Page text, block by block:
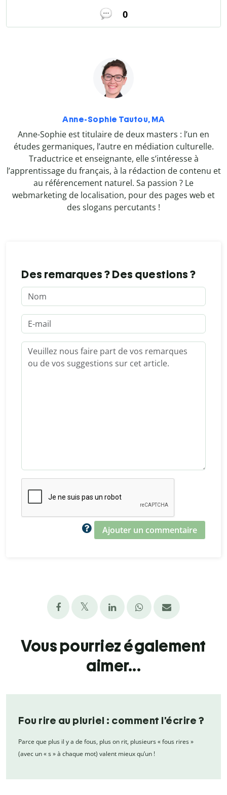
0
Anne-Sophie Tautou, MA
Anne-Sophie est titulaire de deux masters : l’un en
études germaniques, l’autre en médiation culturelle.
Traductrice et enseignante, elle s’intéresse à
l’apprentissage du français, à la rédaction de contenu et
au référencement naturel. Sa passion ? Le
webmarketing de localisation, pour des pages web et
des slogans percutants !
Des remarques ? Des questions ?
Ajouter un commentaire
Vous pourriez également
aimer...
Fou rire au pluriel : comment l’écrire ?
Parce que plus il y a de fous, plus on rit, plusieurs « fous rires »
(avec un « s » à chaque mot) valent mieux qu’un !